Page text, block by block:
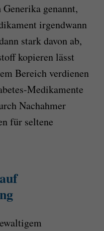
genannt,
irgendwann
stark davon ab,
kopieren lässt
Bereich verdienen
Medikamente
Nachahmer
für seltene